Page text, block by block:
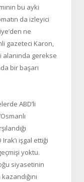
bu ayki
da izleyici
ne
gazeteci Karon,
alanında gerekse
bir başarı
ABD’li
işgal ettiği
yoktu.
siyasetinin